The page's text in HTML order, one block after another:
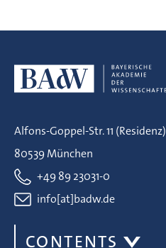
Alfons-Goppel-Str. 11 (Residenz)
80539 München
+49 89 23031-0
info[at]badw.de
CONTENTS